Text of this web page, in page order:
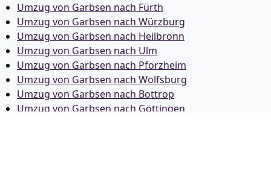
Umzug von Garbsen nach Fürth
Umzug von Garbsen nach Würzburg
Umzug von Garbsen nach Heilbronn
Umzug von Garbsen nach Ulm
Umzug von Garbsen nach Pforzheim
Umzug von Garbsen nach Wolfsburg
Umzug von Garbsen nach Bottrop
Umzug von Garbsen nach Göttingen